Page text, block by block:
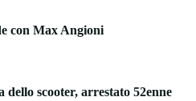
con Max Angioni
dello scooter, arrestato 52enne